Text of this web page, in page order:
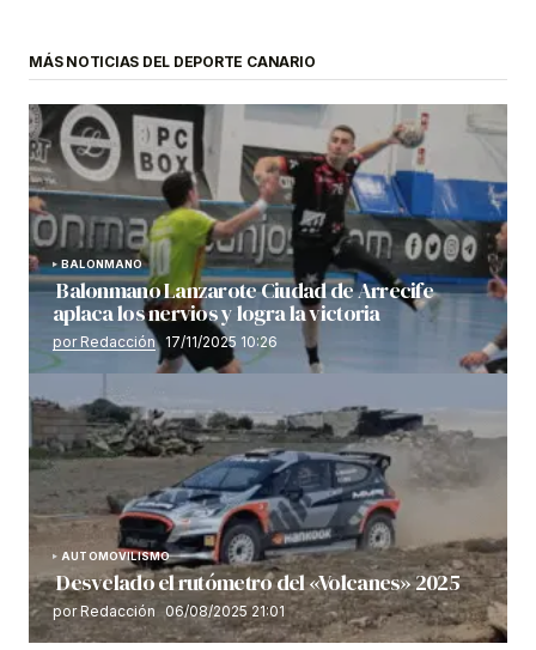
MÁS NOTICIAS DEL DEPORTE CANARIO
BALONMANO
Balonmano Lanzarote Ciudad de Arrecife
aplaca los nervios y logra la victoria
por Redacción 17/11/2025 10:26
AUTOMOVILISMO
Desvelado el rutómetro del «Volcanes» 2025
por Redacción 06/08/2025 21:01